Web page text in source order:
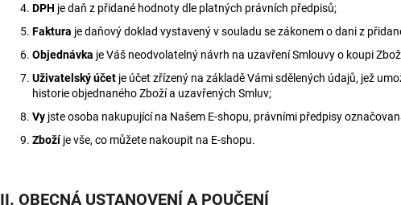
DPH je daň z přidané hodnoty dle platných právních předpisů;
Faktura je daňový doklad vystavený v souladu se zákonem o dani z
Objednávka je Váš neodvolatelný návrh na uzavření Smlouvy o koupi
Uživatelský účet je účet zřízený na základě Vámi sdělených údajů, jež
historie objednaného Zboží a uzavřených Smluv;
Vy jste osoba nakupující na Našem E-shopu, právními předpisy
Zbožíje vše, co můžete nakoupit na E-shopu.
II. OBECNÁ USTANOVENÍ A POUČENÍ